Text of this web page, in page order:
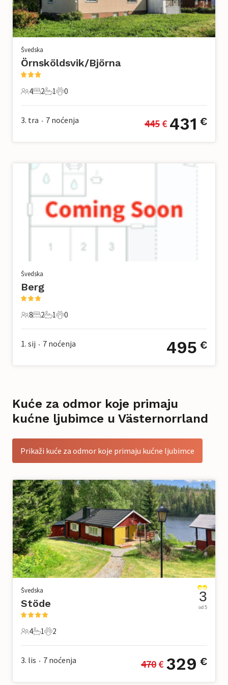
Švedska
Örnsköldsvik/Björna
4 Gosti
4
2 Spavaće sobe
2
1 Kupaonica
1
0 Kućni ljubimac
0
3. tra • 7 noćenja 445 € 431 €
Švedska
Berg
8 Gosti
8
2 Spavaće sobe
2
1 Kupaonica
1
0 Kućni ljubimac
0
1. sij • 7 noćenja 495 €
Kuće za odmor koje primaju
kućne ljubimce u Västernorrland
Prikaži kuće za odmor koje primaju kućne ljubimce
Švedska
Stöde
4 Gosti
4
1 Kupaonica
1
2 Kućni ljubimac
2
3
od 5
3. lis • 7 noćenja 470 € 329 €